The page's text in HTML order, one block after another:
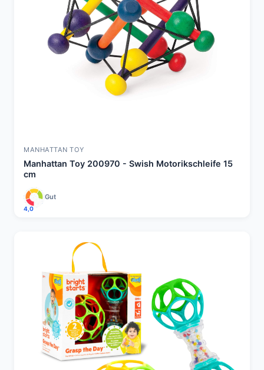
MANHATTAN TOY
Manhattan Toy 200970 - Swish Motorikschleife 15
cm
4,0
Gut